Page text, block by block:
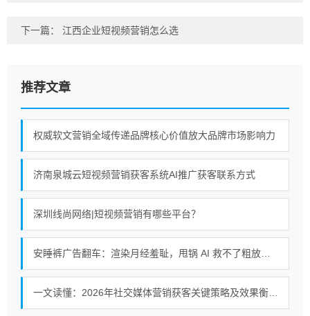
下一篇： 江西企业短视频营销怎么选
推荐文章
权威软文营销全域传递品牌核心价值放大品牌市场影响力
济南泉城云短视频营销获客系统AI推广获客联系方式
深圳线尚网络|短视频营销有哪些平台？